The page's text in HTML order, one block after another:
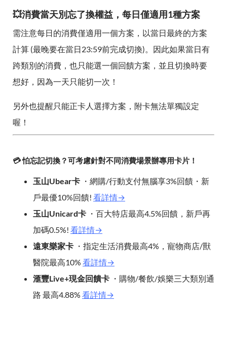
💥消費當天別忘了換權益，每日僅適用1種方案
需注意每日的消費僅適用一個方案，以當日最終的方案
計算 (最晚要在當日23:59前完成切換)。因此如果當日有
跨類別的消費，也只能選一個回饋方案，並且切換時要
想好，因為一天只能切一次！
另外也提醒只能正卡人選擇方案，附卡無法單獨設定
喔！
💳 怕忘記切換？可考慮針對不同消費場景辦專用卡片！
玉山Ubear卡 ・網購/行動支付無腦享3%回饋・新
戶最優10%回饋! 看詳情→
玉山Unicard卡 ・百大特店最高4.5%回饋，新戶再
加碼0.5%! 看詳情→
遠東樂家卡 ・指定生活消費最高4%，寵物商店/獸
醫院最高10% 看詳情→
滙豐Live+現金回饋卡 ・購物/餐飲/娛樂三大類別通
路 最高4.88% 看詳情→